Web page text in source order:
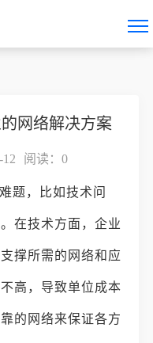
网络解决方案
阅读： 0
题，比如技术问
在技术方面，企业
撑所需的网络和应
高，导致单位成本
的网络来保证各方